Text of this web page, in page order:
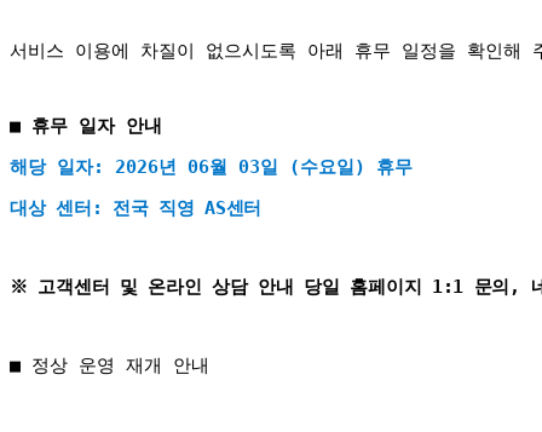
서비스 이용에 차질이 없으시도록 아래 휴무 일정을 확인해
■ 휴무 일자 안내
해당 일자:
2026년 06월 03일 (수요일) 휴무
대상 센터:
전국 직영 AS센터
※ 고객센터 및 온라인 상담 안내 당일 홈페이지 1:1 문의,
■ 정상 운영 재개 안내